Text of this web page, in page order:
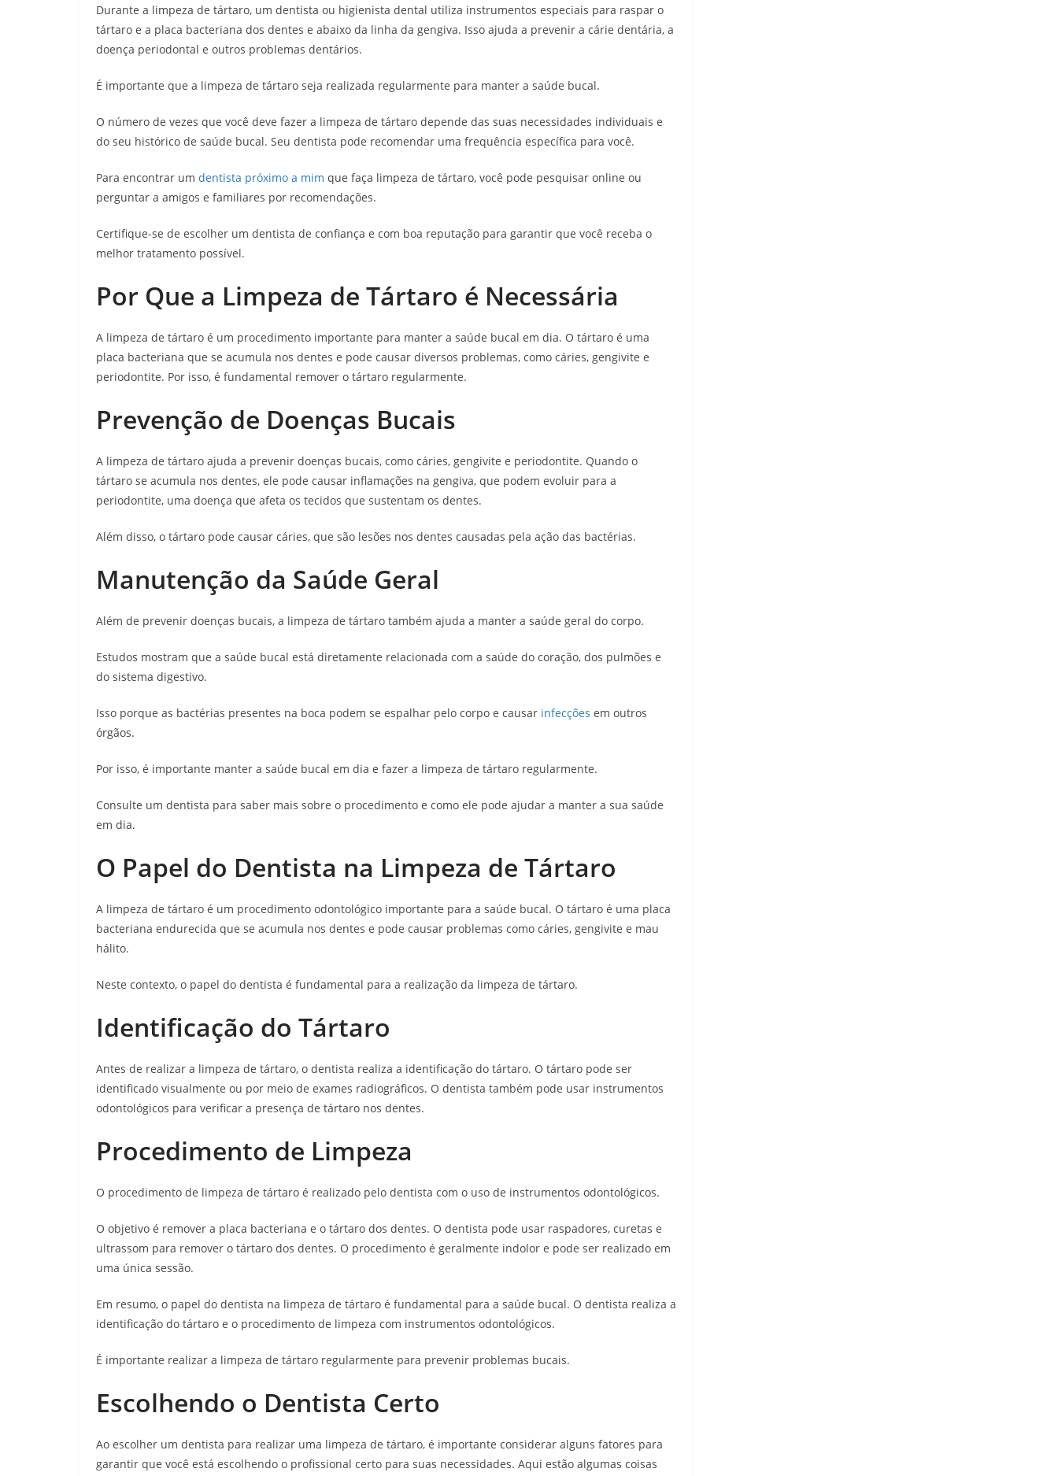
Durante a limpeza de tártaro, um dentista ou higienista dental utiliza instrumentos especiais para raspar o
tártaro e a placa bacteriana dos dentes e abaixo da linha da gengiva. Isso ajuda a prevenir a cárie dentária, a
doença periodontal e outros problemas dentários.
É importante que a limpeza de tártaro seja realizada regularmente para manter a saúde bucal.
O número de vezes que você deve fazer a limpeza de tártaro depende das suas necessidades individuais e
do seu histórico de saúde bucal. Seu dentista pode recomendar uma frequência específica para você.
Para encontrar um dentista próximo a mim que faça limpeza de tártaro, você pode pesquisar online ou
perguntar a amigos e familiares por recomendações.
Certifique-se de escolher um dentista de confiança e com boa reputação para garantir que você receba o
melhor tratamento possível.
Por Que a Limpeza de Tártaro é Necessária
A limpeza de tártaro é um procedimento importante para manter a saúde bucal em dia. O tártaro é uma
placa bacteriana que se acumula nos dentes e pode causar diversos problemas, como cáries, gengivite e
periodontite. Por isso, é fundamental remover o tártaro regularmente.
Prevenção de Doenças Bucais
A limpeza de tártaro ajuda a prevenir doenças bucais, como cáries, gengivite e periodontite. Quando o
tártaro se acumula nos dentes, ele pode causar inflamações na gengiva, que podem evoluir para a
periodontite, uma doença que afeta os tecidos que sustentam os dentes.
Além disso, o tártaro pode causar cáries, que são lesões nos dentes causadas pela ação das bactérias.
Manutenção da Saúde Geral
Além de prevenir doenças bucais, a limpeza de tártaro também ajuda a manter a saúde geral do corpo.
Estudos mostram que a saúde bucal está diretamente relacionada com a saúde do coração, dos pulmões e
do sistema digestivo.
Isso porque as bactérias presentes na boca podem se espalhar pelo corpo e causar infecções em outros
órgãos.
Por isso, é importante manter a saúde bucal em dia e fazer a limpeza de tártaro regularmente.
Consulte um dentista para saber mais sobre o procedimento e como ele pode ajudar a manter a sua saúde
em dia.
O Papel do Dentista na Limpeza de Tártaro
A limpeza de tártaro é um procedimento odontológico importante para a saúde bucal. O tártaro é uma placa
bacteriana endurecida que se acumula nos dentes e pode causar problemas como cáries, gengivite e mau
hálito.
Neste contexto, o papel do dentista é fundamental para a realização da limpeza de tártaro.
Identificação do Tártaro
Antes de realizar a limpeza de tártaro, o dentista realiza a identificação do tártaro. O tártaro pode ser
identificado visualmente ou por meio de exames radiográficos. O dentista também pode usar instrumentos
odontológicos para verificar a presença de tártaro nos dentes.
Procedimento de Limpeza
O procedimento de limpeza de tártaro é realizado pelo dentista com o uso de instrumentos odontológicos.
O objetivo é remover a placa bacteriana e o tártaro dos dentes. O dentista pode usar raspadores, curetas e
ultrassom para remover o tártaro dos dentes. O procedimento é geralmente indolor e pode ser realizado em
uma única sessão.
Em resumo, o papel do dentista na limpeza de tártaro é fundamental para a saúde bucal. O dentista realiza a
identificação do tártaro e o procedimento de limpeza com instrumentos odontológicos.
É importante realizar a limpeza de tártaro regularmente para prevenir problemas bucais.
Escolhendo o Dentista Certo
Ao escolher um dentista para realizar uma limpeza de tártaro, é importante considerar alguns fatores para
garantir que você está escolhendo o profissional certo para suas necessidades. Aqui estão algumas coisas